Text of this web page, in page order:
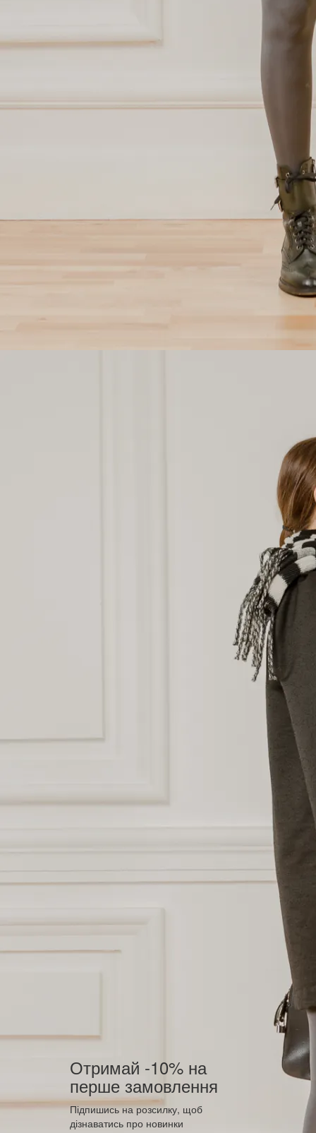
Отримай -10% на
перше замовлення
Підпишись на розсилку, щоб
дізнаватись про новинки